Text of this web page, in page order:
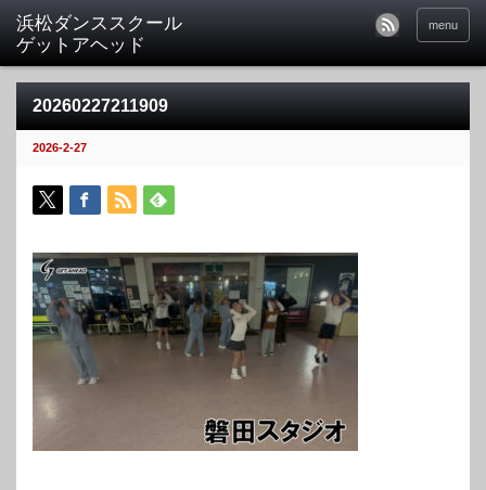
menu
20260227211909
2026-2-27